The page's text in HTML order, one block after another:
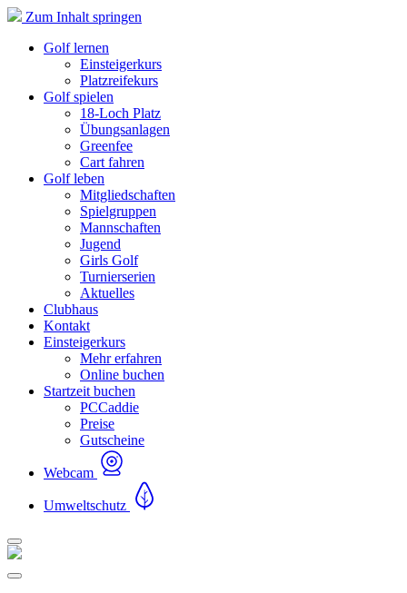
Zum Inhalt springen
Golf lernen
Einsteigerkurs
Platzreifekurs
Golf spielen
18-Loch Platz
Übungsanlagen
Greenfee
Cart fahren
Golf leben
Mitgliedschaften
Spielgruppen
Mannschaften
Jugend
Girls Golf
Turnierserien
Aktuelles
Clubhaus
Kontakt
Einsteigerkurs
Mehr erfahren
Online buchen
Startzeit buchen
PCCaddie
Preise
Gutscheine
Webcam
Umweltschutz